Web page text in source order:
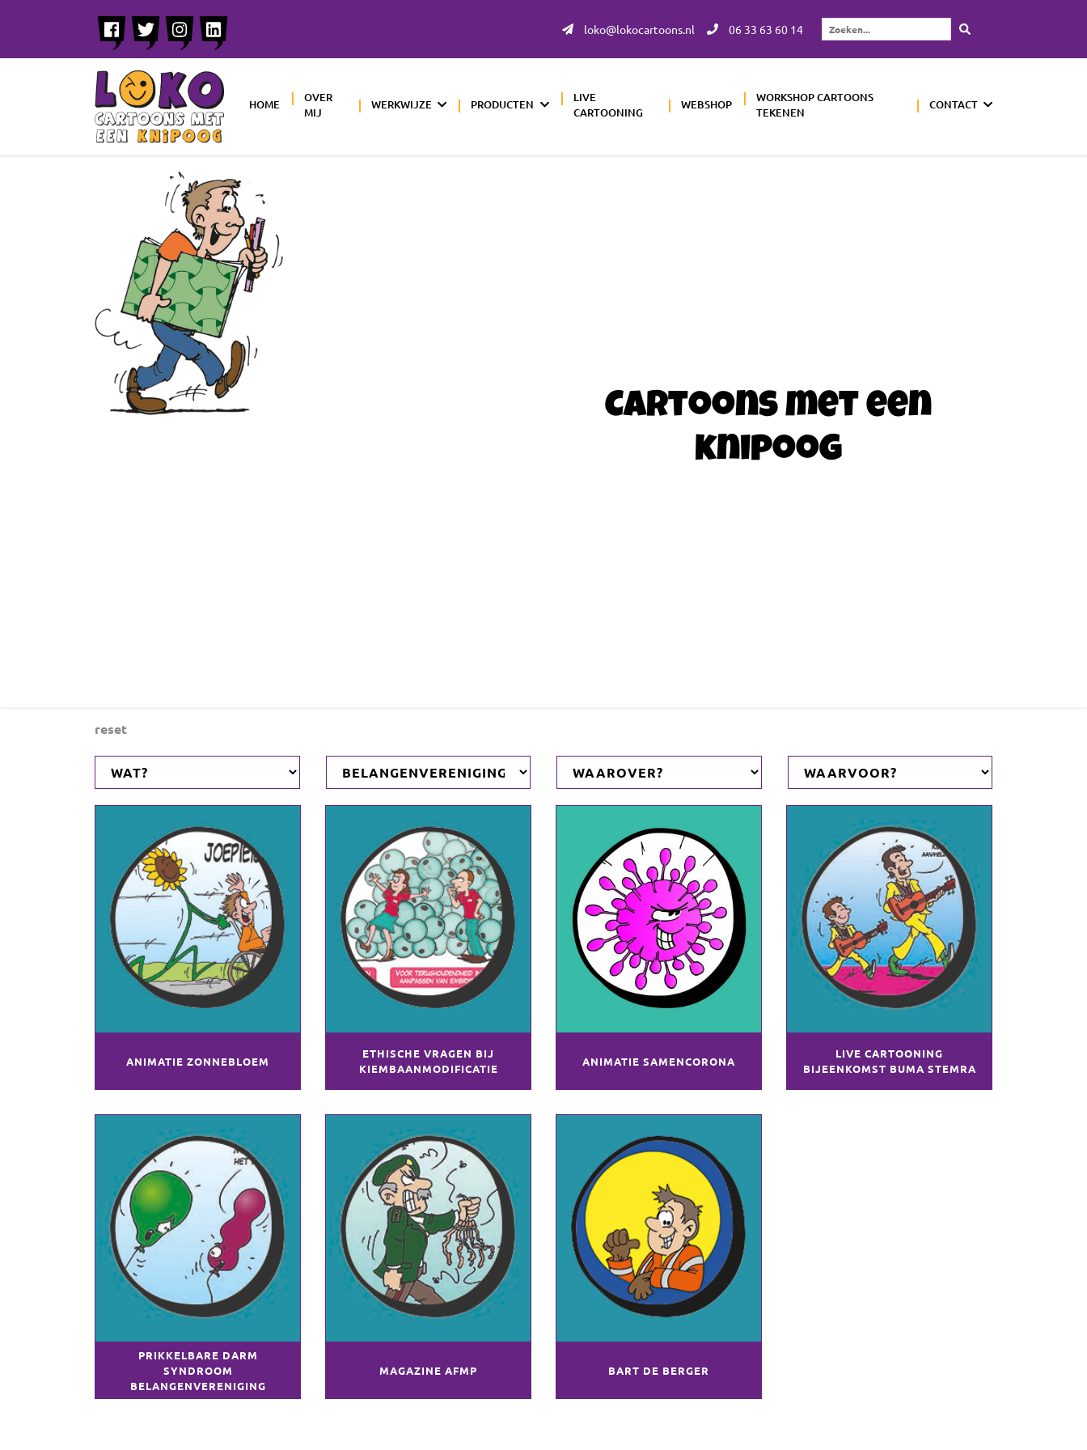
loko@lokocartoons.nl 06 33 63 60 14
Zoeken...
HOME
OVER
MIJ
WERKWIJZE PRODUCTEN
LIVE
CARTOONING
WEBSHOP
WORKSHOP CARTOONS
TEKENEN
CONTACT
Cartoons met een
knipoog
reset
ANIMATIE ZONNEBLOEM
ETHISCHE VRAGEN BIJ
KIEMBAANMODIFICATIE
ANIMATIE SAMENCORONA
LIVE CARTOONING
BIJEENKOMST BUMA STEMRA
PRIKKELBARE DARM
SYNDROOM
BELANGENVERENIGING
MAGAZINE AFMP BART DE BERGER